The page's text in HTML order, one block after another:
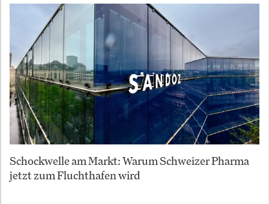
Schockwelle am Markt: Warum Schweizer Pharma
jetzt zum Fluchthafen wird